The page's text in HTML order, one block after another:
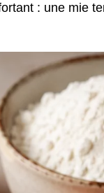
: une mie